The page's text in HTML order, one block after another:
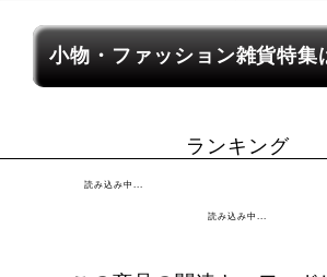
レディース関連カテゴリーへのリンク
小物・ファッション雑貨特集
ランキング
読み込み中...
読み込み中...